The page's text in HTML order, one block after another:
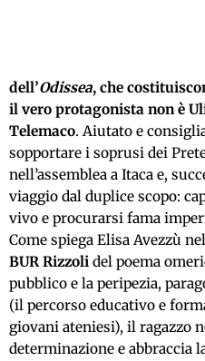
dell’Odissea, che
il vero protagonista non è
Telemaco. Aiutato e
sopportare i soprusi dei
nell’assemblea a Itaca e,
viaggio dal duplice scopo:
vivo e procurarsi fama
Come spiega Elisa Avezzù
BUR Rizzoli del poema
pubblico e la peripezia,
(il percorso educativo e
giovani ateniesi), il ragazzo
determinazione e abbraccia